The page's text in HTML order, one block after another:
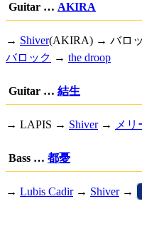
Guitar … AKIRA
→ Shiver(AKIRA) → バロ
バロック → the droop
Guitar … 結生
→ LAPIS → Shiver→ メリ
Bass … 都憂
→ Lubis Cadir→ Shiver→